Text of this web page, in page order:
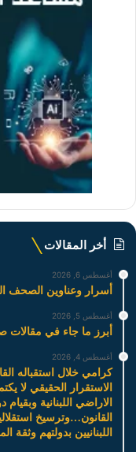
أخر المقالات
أغسطس 6, 2026
أسرار وعناوين الصحف
أغسطس 5, 2026
أبرز ما جاء في مقالات
أغسطس 4, 2026
كرامي خلال استقباله
الاستقرار الحقيقي لا
الاراضي اللبنانية
القانون…وترسيخ
اللبنانيين بدولتهم وثقة